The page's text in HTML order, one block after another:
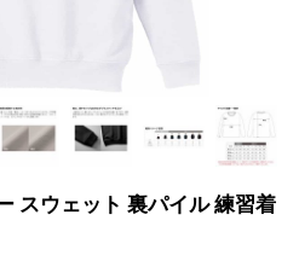
スウェット 裏パイル 練習着